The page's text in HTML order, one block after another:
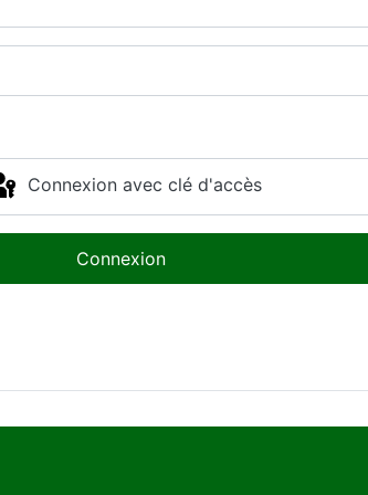
Connexion avec clé d'accès
Connexion